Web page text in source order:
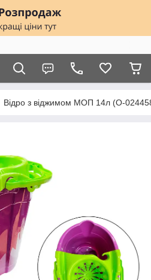
Відро з віджимом МОП 14л (О-